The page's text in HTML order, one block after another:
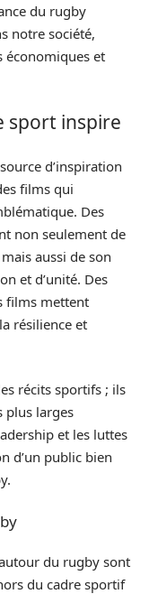
du rugby
notre société,
économiques et
sport inspire
d’inspiration
films qui
Des
non seulement de
aussi de son
et d’unité. Des
films mettent
résilience et
récits sportifs ; ils
plus larges
et les luttes
d’un public bien
du rugby sont
du cadre sportif